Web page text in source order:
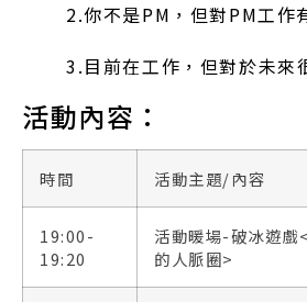
2.你不是PM，但對PM工作
3.目前在工作，但對於未來
活動內容：
時間 活動主題/內容
19:00-
19:20
活動暖場-破冰遊戲
的人脈圈>